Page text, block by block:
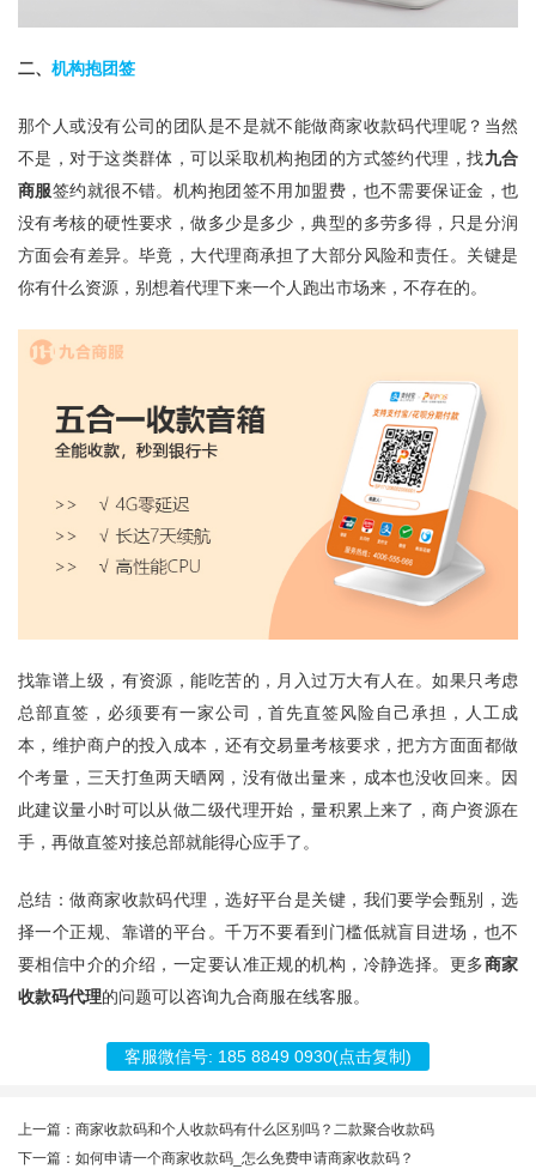
二、 机构抱团签
那个人或没有公司的团队是不是就不能做商家收款码代理呢？当然
不是，对于这类群体，可以采取机构抱团的方式签约代理，找九合
商服签约就很不错。机构抱团签不用加盟费，也不需要保证金，也
没有考核的硬性要求，做多少是多少，典型的多劳多得，只是分润
方面会有差异。毕竟，大代理商承担了大部分风险和责任。关键是
你有什么资源，别想着代理下来一个人跑出市场来，不存在的。
找靠谱上级，有资源，能吃苦的，月入过万大有人在。如果只考虑
总部直签，必须要有一家公司，首先直签风险自己承担，人工成
本，维护商户的投入成本，还有交易量考核要求，把方方面面都做
个考量，三天打鱼两天晒网，没有做出量来，成本也没收回来。因
此建议量小时可以从做二级代理开始，量积累上来了，商户资源在
手，再做直签对接总部就能得心应手了。
总结：做商家收款码代理，选好平台是关键，我们要学会甄别，选
择一个正规、靠谱的平台。千万不要看到门槛低就盲目进场，也不
要相信中介的介绍，一定要认准正规的机构，冷静选择。更多商家
收款码代理的问题可以咨询九合商服在线客服。
客服微信号: 185 8849 0930(点击复制)
上一篇：商家收款码和个人收款码有什么区别吗？二款聚合收款码
下一篇：如何申请一个商家收款码_怎么免费申请商家收款码？